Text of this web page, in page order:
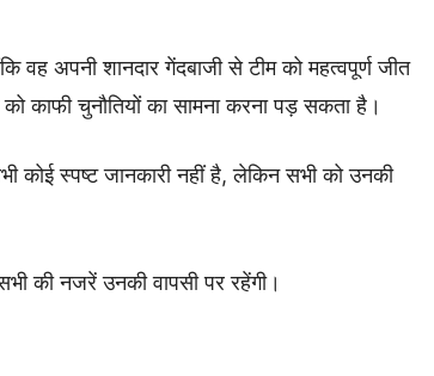
वह अपनी शानदार गेंदबाजी से टीम को महत्वपूर्ण जीत
काफी चुनौतियों का सामना करना पड़ सकता है।
कोई स्पष्ट जानकारी नहीं है, लेकिन सभी को उनकी
की नजरें उनकी वापसी पर रहेंगी।